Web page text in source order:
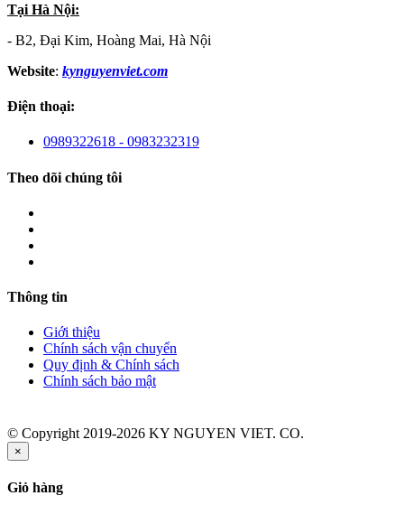
Tại Hà Nội:
- B2, Đại Kim, Hoàng Mai, Hà Nội
Website: kynguyenviet.com
Điện thoại:
0989322618 - 0983232319
Theo dõi chúng tôi
Thông tin
Giới thiệu
Chính sách vận chuyển
Quy định & Chính sách
Chính sách bảo mật
© Copyright 2019-2026 KY NGUYEN VIET. CO.
×
Giỏ hàng